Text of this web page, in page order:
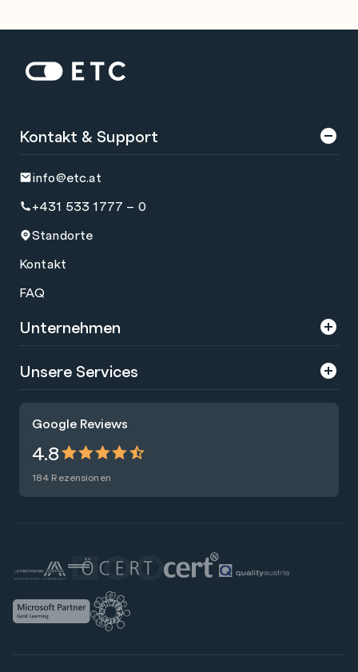
Startseite: ETC
Google Reviews
4.8
184 Rezensionen
Kontakt & Support
info@etc.at
+431 533 1777 – 0
Standorte
Kontakt
FAQ
Unternehmen
Über uns
Presse
Nachhaltigkeit
Blog
Unsere Services
Raummiete